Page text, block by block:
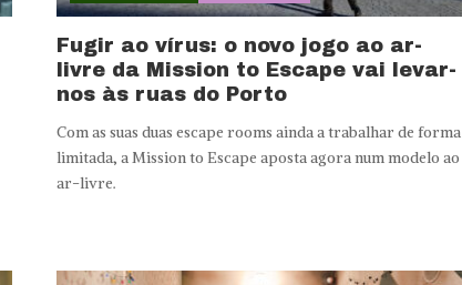
Fugir ao vírus: o novo jogo ao ar-
livre da Mission to Escape vai levar-
nos às ruas do Porto
Com as suas duas escape rooms ainda a trabalhar de forma
limitada, a Mission to Escape aposta agora num modelo ao
ar-livre.